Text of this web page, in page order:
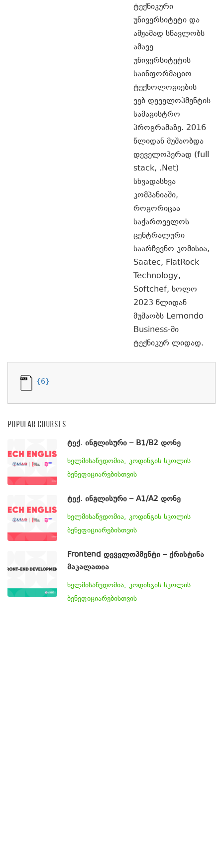
ტექნიკური
უნივერსიტეტი და
ამჟამად სწავლობს
ამავე
უნივერსიტეტის
საინფორმაციო
ტექნოლოგიების
ვებ დეველოპმენტის
სამაგისტრო
პროგრამაზე. 2016
წლიდან მუშაობდა
დეველოპერად (full
stack, .Net)
სხვადასხვა
კომპანიაში,
როგორიცაა
საქართველოს
ცენტრალური
საარჩევნო კომისია,
Saatec, FlatRock
Technology,
Softchef, ხოლო
2023 წლიდან
მუშაობს Lemondo
Business-ში
ტექნიკურ ლიდად.
{6}
POPULAR COURSES
ტექ. ინგლისური – B1/B2 დონე
ხელმისაწვდომია, კოდინგის სკოლის
ბენეფიციარებისთვის
ტექ. ინგლისური – A1/A2 დონე
ხელმისაწვდომია, კოდინგის სკოლის
ბენეფიციარებისთვის
Frontend დეველოპმენტი – ქრისტინა
მაკალათია
ხელმისაწვდომია, კოდინგის სკოლის
ბენეფიციარებისთვის